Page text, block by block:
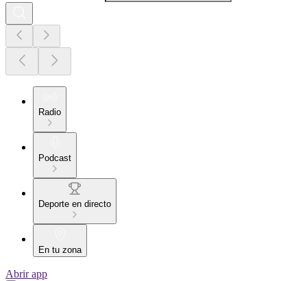
Radio
Podcast
Deporte en directo
En tu zona
Abrir app